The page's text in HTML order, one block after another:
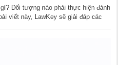
Đối tượng nào phải thực hiện đánh
viết này, LawKey sẽ giải đáp các